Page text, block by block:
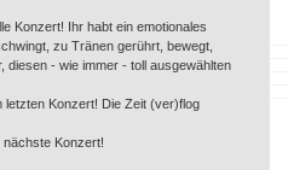
Konzert! Ihr habt ein emotionales
zu Tränen gerührt, bewegt,
diesen - wie immer - toll ausgewählten
letzten Konzert! Die Zeit (ver)flog
Konzert!